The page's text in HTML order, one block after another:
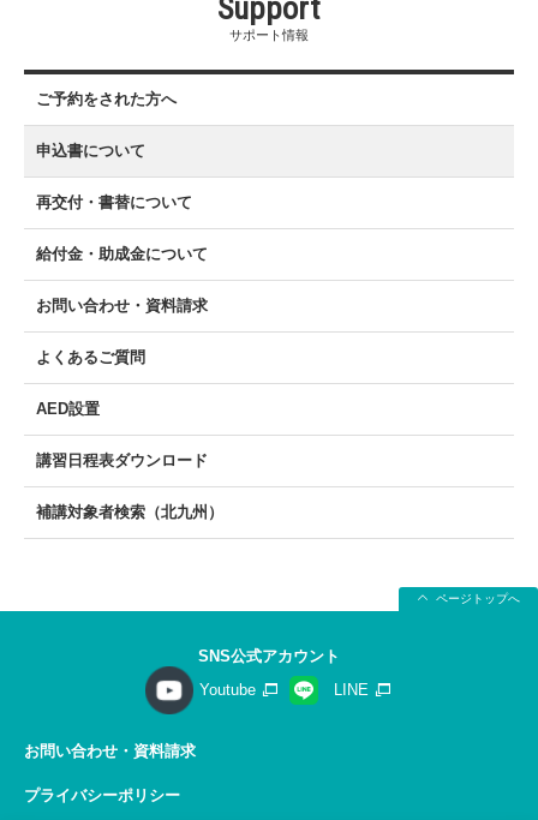
Support
サポート情報
ご予約をされた方へ
申込書について
再交付・書替について
給付金・助成金について
お問い合わせ・資料請求
よくあるご質問
AED設置
講習日程表ダウンロード
補講対象者検索（北九州）
ページトップへ
SNS公式アカウント
Youtube
LINE
お問い合わせ・資料請求
プライバシーポリシー